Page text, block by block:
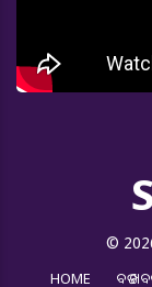
©
HOME ବଡ